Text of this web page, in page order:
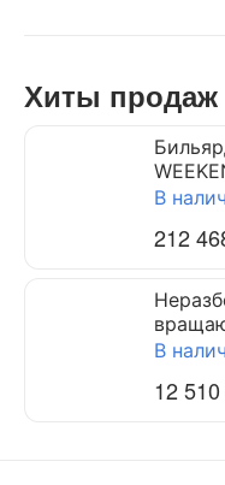
Хиты продаж
В
212
В
12 510